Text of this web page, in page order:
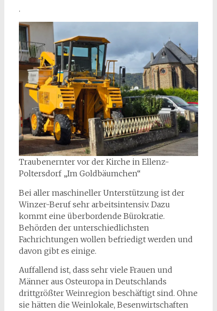
.
Traubenernter vor der Kirche in Ellenz-
Poltersdorf „Im Goldbäumchen“
Bei aller maschineller Unterstützung ist der
Winzer-Beruf sehr arbeitsintensiv. Dazu
kommt eine überbordende Bürokratie.
Behörden der unterschiedlichsten
Fachrichtungen wollen befriedigt werden und
davon gibt es einige.
Auffallend ist, dass sehr viele Frauen und
Männer aus Osteuropa in Deutschlands
drittgrößter Weinregion beschäftigt sind. Ohne
sie hätten die Weinlokale, Besenwirtschaften